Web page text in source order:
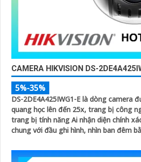
CAMERA HIKVISION DS-
5%-35%
DS-2DE4A425IWG1-E là dòng
quang học lên đến 25x, trang bị công
trang bị tính năng Ai nhận diện chính
chung với đầu ghi hình, nhìn ban đêm